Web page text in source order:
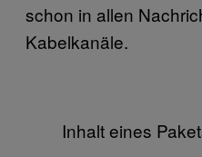
schon in allen
Kabelkanäle.
Inhalt eines